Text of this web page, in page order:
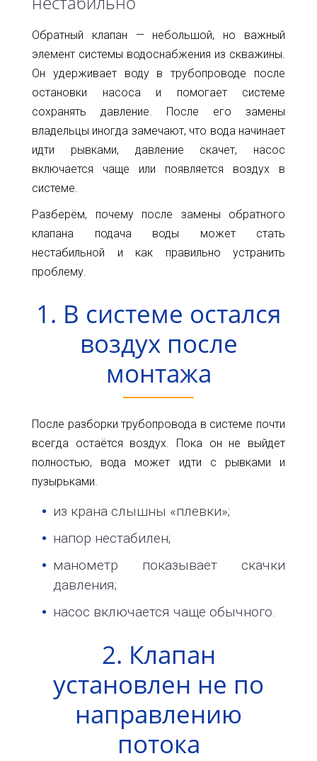
Карта
глубин
Новости
Статьи
Отзывы
Контакты
Пт.
Сб.
Адрес:
г.Киев
ул.
Большая
Окружная,
(рядом
с
гипермаркетом
+38(098)856-
11-
61
87-
info@1kbk.com.ua
Обратный клапан — небольшой, но важный
элемент системы водоснабжения из скважины.
Он удерживает воду в трубопроводе после
остановки насоса и помогает системе
сохранять давление. После его замены
владельцы иногда замечают, что вода начинает
идти рывками, давление скачет, насос
включается чаще или появляется воздух в
системе.
Разберём, почему после замены обратного
клапана подача воды может стать
нестабильной и как правильно устранить
проблему.
1. В системе остался
воздух после
монтажа
После разборки трубопровода в системе почти
всегда остаётся воздух. Пока он не выйдет
полностью, вода может идти с рывками и
пузырьками.
из крана слышны «плевки»;
напор нестабилен;
манометр показывает скачки
давления;
насос включается чаще обычного.
2. Клапан
установлен не по
направлению
потока